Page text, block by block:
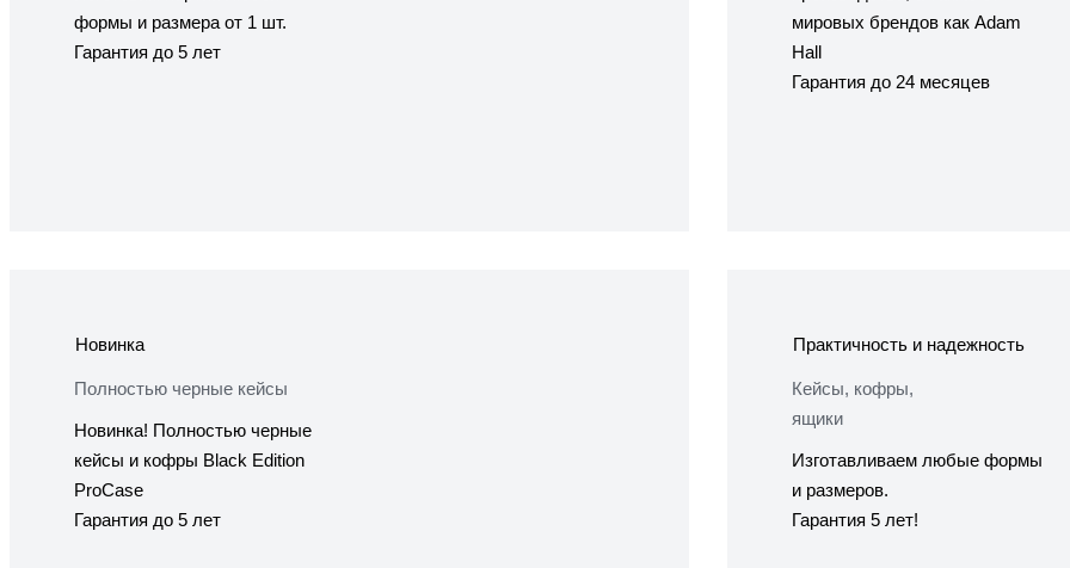
формы и размера от 1 шт.
Гарантия до 5 лет
мировых брендов как Adam
Hall
Гарантия до 24 месяцев
Новинка
Полностью черные кейсы
Новинка! Полностью черные
кейсы и кофры Black Edition
ProCase
Гарантия до 5 лет
Практичность и надежность
Кейсы, кофры,
ящики
Изготавливаем любые формы
и размеров.
Гарантия 5 лет!